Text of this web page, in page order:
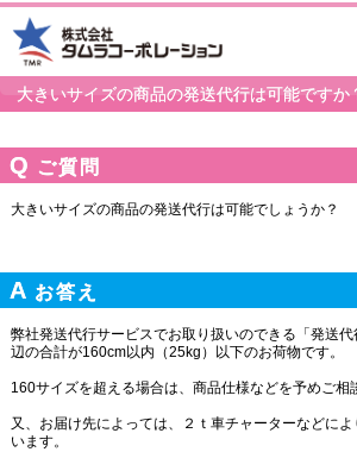
大きいサイズの商品の発送代行は可能ですか
ご質問
大きいサイズの商品の発送代行は可能でしょうか？
お答え
弊社発送代行サービスでお取り扱いのできる「発送
辺の合計が160cm以内（25kg）以下のお荷物です。
160サイズを超える場合は、商品仕様などを予めご相
又、お届け先によっては、２ｔ車チャーターなどに
います。